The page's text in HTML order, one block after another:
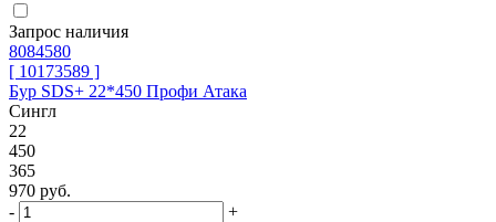
Запрос наличия
8084580
[ 10173589 ]
Бур SDS+ 22*450 Профи Атака
Сингл
22
450
365
970 руб.
-
+